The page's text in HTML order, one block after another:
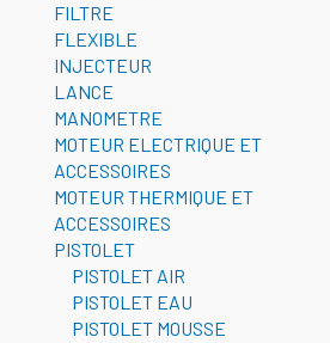
FILTRE
FLEXIBLE
INJECTEUR
LANCE
MANOMETRE
MOTEUR ELECTRIQUE ET
ACCESSOIRES
MOTEUR THERMIQUE ET
ACCESSOIRES
PISTOLET
PISTOLET AIR
PISTOLET EAU
PISTOLET MOUSSE